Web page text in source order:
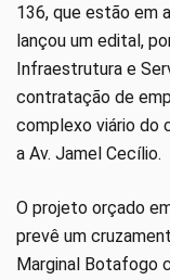
136, que estão em
lançou um edital,
Infraestrutura e
contratação de
complexo viário do
a Av. Jamel Cecílio.
O projeto orçado
prevê um
Marginal Botafogo